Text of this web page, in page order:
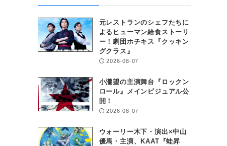
元レストランのシェフたちに
よるヒューマン給食ストーリ
ー！劇団ホチキス『クッキン
グクラス』
2026-08-07
小瀧望の主演舞台『ロックン
ロール』メインビジュアル公
開！
2026-08-07
ウォーリー木下・演出×中山
優馬・主演、KAAT『蛙昇